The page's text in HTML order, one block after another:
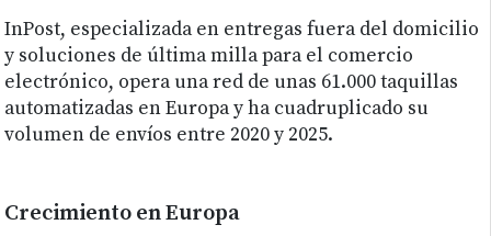
InPost, especializada en entregas fuera del domicilio
y soluciones de última milla para el comercio
electrónico, opera una red de unas 61.000 taquillas
automatizadas en Europa y ha cuadruplicado su
volumen de envíos entre 2020 y 2025.
Crecimiento en Europa